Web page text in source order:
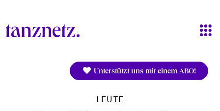
Unterstützt uns mit einem ABO!
LEUTE